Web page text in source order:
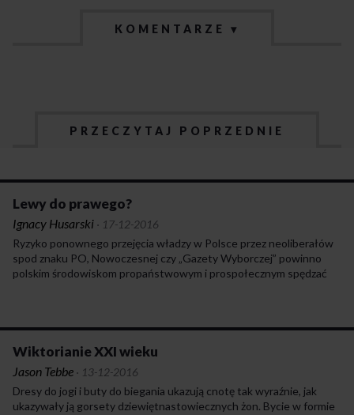
KOMENTARZE ▾
PRZECZYTAJ POPRZEDNIE
Lewy do prawego?
Ignacy Husarski · 17-12-2016
Ryzyko ponownego przejęcia władzy w Polsce przez neoliberałów
spod znaku PO, Nowoczesnej czy „Gazety Wyborczej” powinno
polskim środowiskom propaństwowym i prospołecznym spędzać
pamiętać, że partia ta ma solidną, demokratyczną legitymację 30-
40% społeczeństwa i że PiS-owski konserwatywny
neoliberalizmu Nowoczesnej oraz izolacjonistycznego nacjonalizmu
ONR. Warto stosować gradację oceny istniejących opcji
politycznych: nacjonaliści i neoliberałowie to zagrożenie dla
Wiktorianie XXI wieku
Jason Tebbe · 13-12-2016
Dresy do jogi i buty do biegania ukazują cnotę tak wyraźnie, jak
ukazywały ją gorsety dziewiętnastowiecznych żon. Bycie w formie